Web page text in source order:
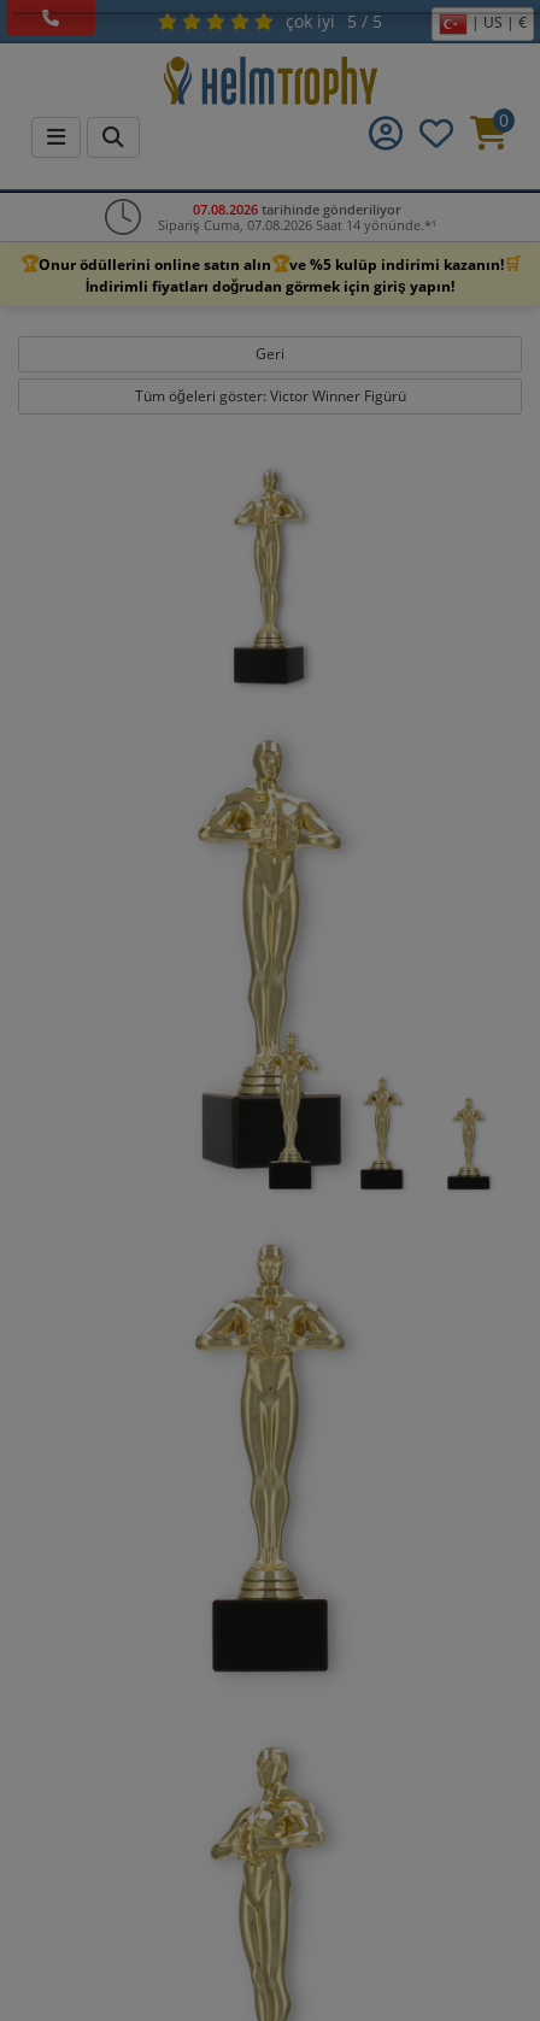
çok iyi 5 / 5 | US | €
0
07.08.2026tarihinde gönderiliyor
Sipariş Cuma, 07.08.2026 Saat 14 yönünde.*¹
🏆Onur ödüllerini online satın alın🏆ve %5 kulüp indirimi kazanın!🛒
İndirimli fiyatları doğrudan görmek için giriş yapın!
Geri
Tüm öğeleri göster: Victor Winner Figürü